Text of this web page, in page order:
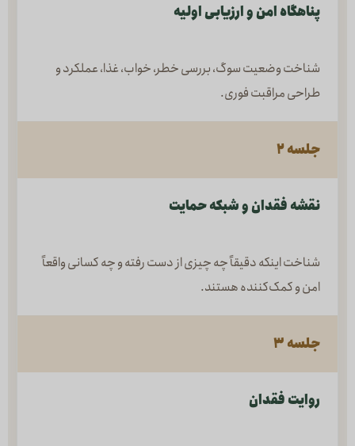
پناهگاه امن و ارزیابی اولیه
شناخت وضعیت سوگ، بررسی خطر، خواب، غذا، عملکرد و
طراحی مراقبت فوری.
جلسه ۲
نقشه فقدان و شبکه حمایت
شناخت اینکه دقیقاً چه چیزی از دست رفته و چه کسانی واقعاً
امن و کمک‌کننده هستند.
جلسه ۳
روایت فقدان